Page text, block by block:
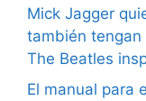
Mick Jagger
también tengan
The Beatles
El manual para